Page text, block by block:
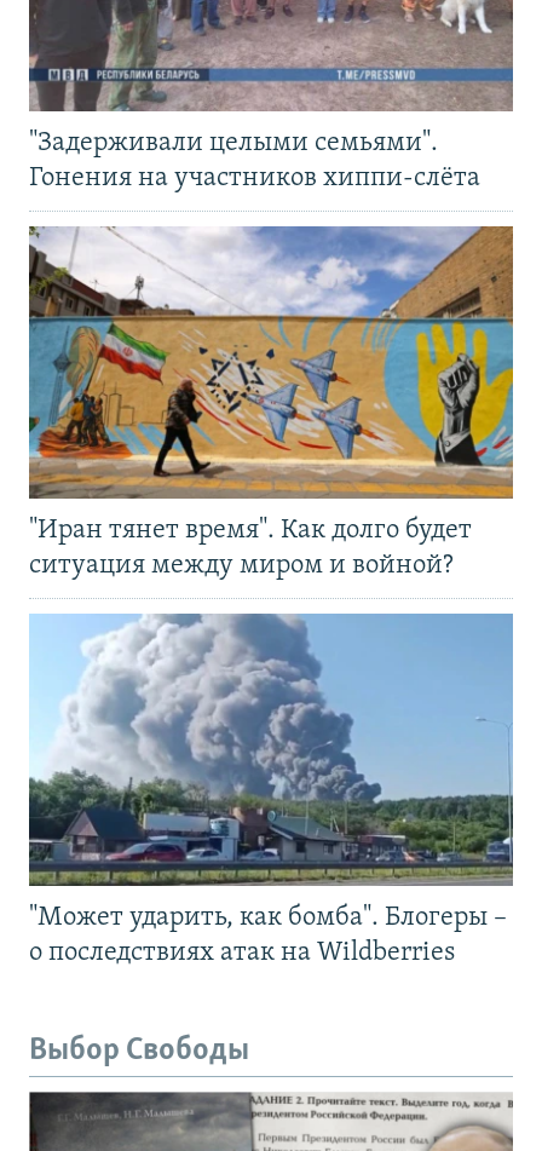
"Задерживали целыми семьями".
Гонения на участников хиппи-слёта
"Иран тянет время". Как долго будет
ситуация между миром и войной?
"Может ударить, как бомба". Блогеры –
о последствиях атак на Wildberries
Выбор Свободы